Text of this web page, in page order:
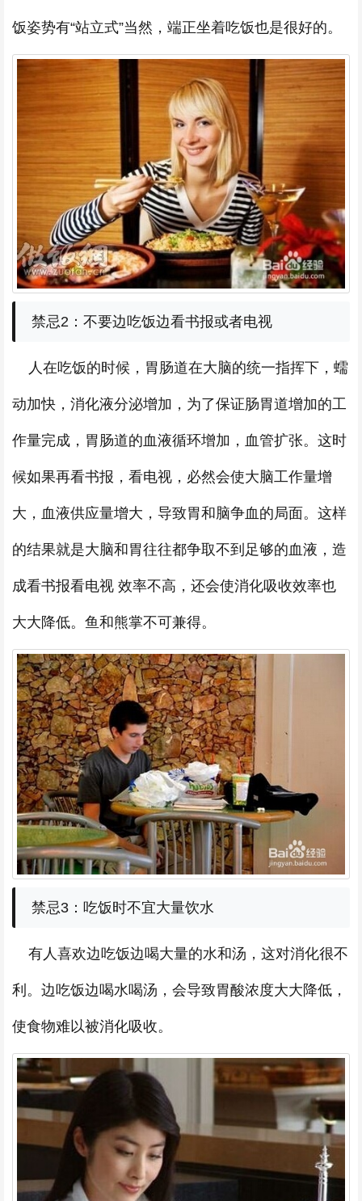
饭姿势有“站立式”当然，端正坐着吃饭也是很好的。
禁忌2：不要边吃饭边看书报或者电视
人在吃饭的时候，胃肠道在大脑的统一指挥下，蠕
动加快，消化液分泌增加，为了保证肠胃道增加的工
作量完成，胃肠道的血液循环增加，血管扩张。这时
候如果再看书报，看电视，必然会使大脑工作量增
大，血液供应量增大，导致胃和脑争血的局面。这样
的结果就是大脑和胃往往都争取不到足够的血液，造
成看书报看电视 效率不高，还会使消化吸收效率也
大大降低。鱼和熊掌不可兼得。
禁忌3：吃饭时不宜大量饮水
有人喜欢边吃饭边喝大量的水和汤，这对消化很不
利。边吃饭边喝水喝汤，会导致胃酸浓度大大降低，
使食物难以被消化吸收。